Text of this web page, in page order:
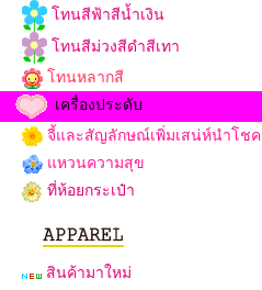
โทนสีฟ้าสีน้ำเงิน
โทนสีม่วงสีดำสีเทา
โทนหลากสี
เครื่องประดับ
จี้และสัญลักษณ์เพิ่มเสน่ห์นำโชค
แหวนความสุข
ที่ห้อยกระเป๋า
สินค้ามาใหม่